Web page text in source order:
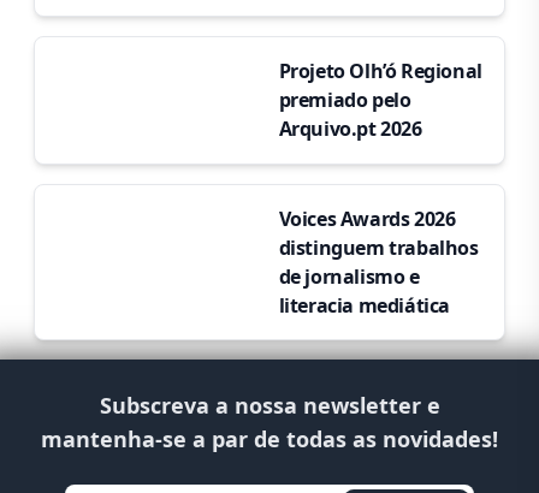
Projeto Olh’ó Regional
premiado pelo
Arquivo.pt 2026
Voices Awards 2026
distinguem trabalhos
de jornalismo e
literacia mediática
Subscreva a nossa newsletter e
mantenha-se a par de todas as novidades!